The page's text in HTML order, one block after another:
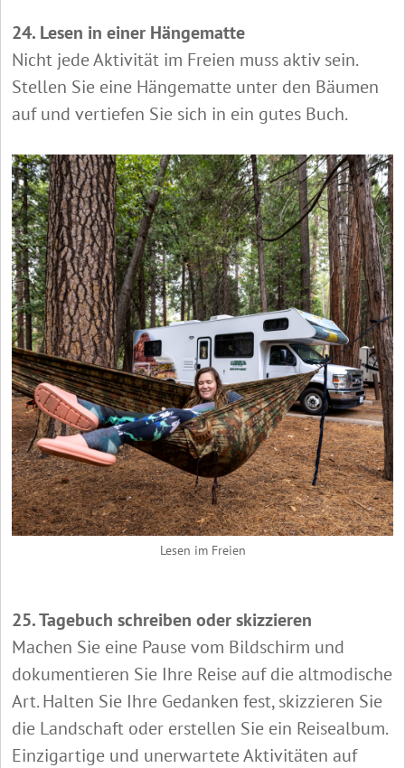
24. Lesen in einer Hängematte
Nicht jede Aktivität im Freien muss aktiv sein.
Stellen Sie eine Hängematte unter den Bäumen
auf und vertiefen Sie sich in ein gutes Buch.
Lesen im Freien
25. Tagebuch schreiben oder skizzieren
Machen Sie eine Pause vom Bildschirm und
dokumentieren Sie Ihre Reise auf die altmodische
Art. Halten Sie Ihre Gedanken fest, skizzieren Sie
die Landschaft oder erstellen Sie ein Reisealbum.
Einzigartige und unerwartete Aktivitäten auf